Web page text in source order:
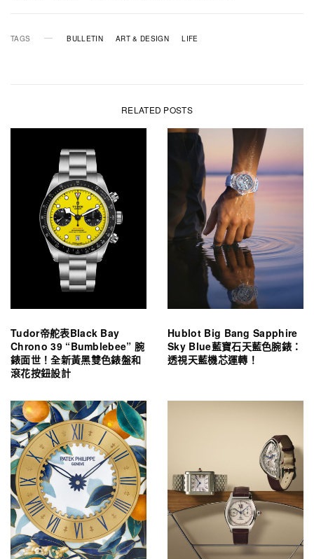
TAGS BULLETIN ART & DESIGN LIFE
RELATED POSTS
Tudor帝舵表Black Bay
Chrono 39 “Bumblebee” 腕
錶面世！全新黃黑雙色錶盤和
滾花按鈕設計
Hublot Big Bang Sapphire
Sky Blue藍寶石天藍色腕錶：
透視天藍機芯運轉！